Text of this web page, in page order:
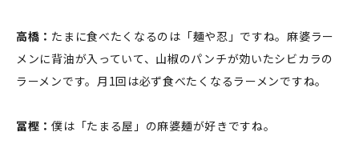
高橋： たまに食べたくなるのは「麺や忍」ですね。麻婆ラー
メンに背油が入っていて、山椒のパンチが効いたシビカラの
ラーメンです。月1回は必ず食べたくなるラーメンですね。
冨樫：僕は「たまる屋」の麻婆麺が好きですね。